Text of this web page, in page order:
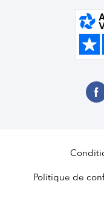
Politique de